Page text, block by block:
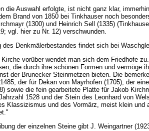
die Auswahl erfolgte, ist nicht ganz klar,
Brand von 1850 bei Tinkhauser noch
(1300) und Heinrich Sell (1335)
vgl. hier zu Nr. 12) verschwunden.
des Denkmälerbestandes findet sich bei
vorüber wendet man sich dem Friedhofe
die durch ihre schönen Formen und vermöge
der Brunecker Steinmetzen bieten. Die
der für Dekan von Mayrhofen (1705), der
sowie die fein gearbeitete Platte für Jakob
1528 und der Stein des Leonhard von
Klassizismus und des Vormärz, meist klein und
der einzelnen Steine gibt J. Weingartner